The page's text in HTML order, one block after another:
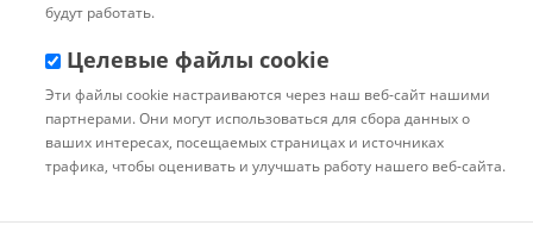
будут работать.
Целевые файлы cookie
Эти файлы cookie настраиваются через наш веб-сайт нашими
партнерами. Они могут использоваться для сбора данных о
ваших интересах, посещаемых страницах и источниках
трафика, чтобы оценивать и улучшать работу нашего веб-сайта.